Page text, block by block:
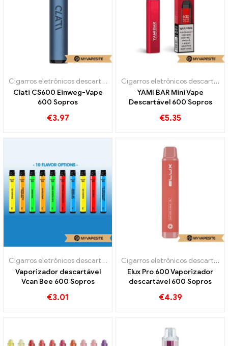
Cigarros eletrônicos descartáveis
Clati CS600 Einweg-Vape
600 Sopros
€3.97
Cigarros eletrônicos descartáveis
YAMI BAR Mini Vape
Descartável 600 Sopros
€5.35
Cigarros eletrônicos descartáveis
Vaporizador descartável
Vcan Bee 600 Sopros
€3.01
Cigarros eletrônicos descartáveis
Elux Pro 600 Vaporizador
descartável 600 Sopros
€4.39